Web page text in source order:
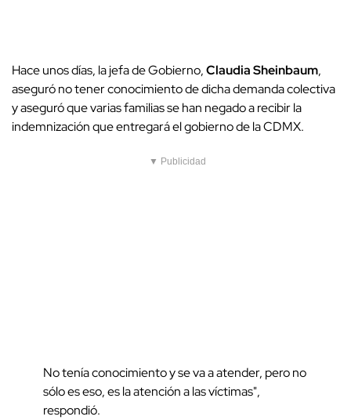
Hace unos días, la jefa de Gobierno,Claudia Sheinbaum,
aseguró no tener conocimiento de dicha demanda colectiva
y aseguró que varias familias se han negado a recibir la
indemnización que entregará el gobierno de la CDMX.
▼ Publicidad
No tenía conocimiento y se va a atender, pero no
sólo es eso, es la atención a las víctimas",
respondió.